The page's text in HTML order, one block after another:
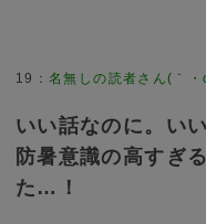
19 ：名無しの読者さん(｀・
いい話なのに。い
防暑意識の高すぎ
た…！